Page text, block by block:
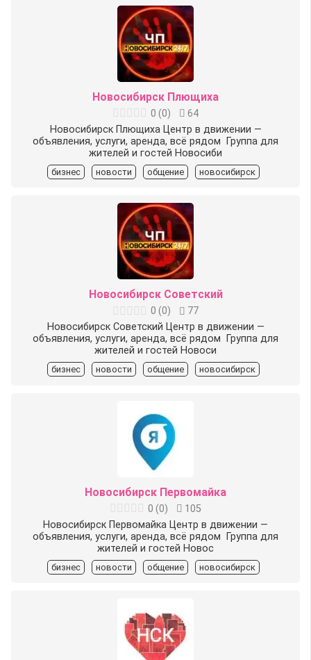
Новосибирск Плющиха
0 (0)
64
Новосибирск Плющиха Центр в движении —
объявления, услуги, аренда, всё рядом ️ Группа для
жителей и гостей Новосиби
бизнес новости общение новосибирск
Новосибирск Советский
0 (0)
77
Новосибирск Советский Центр в движении —
объявления, услуги, аренда, всё рядом ️ Группа для
жителей и гостей Новоси
бизнес новости общение новосибирск
Новосибирск Первомайка
0 (0)
105
Новосибирск Первомайка Центр в движении —
объявления, услуги, аренда, всё рядом ️ Группа для
жителей и гостей Новос
бизнес новости общение новосибирск